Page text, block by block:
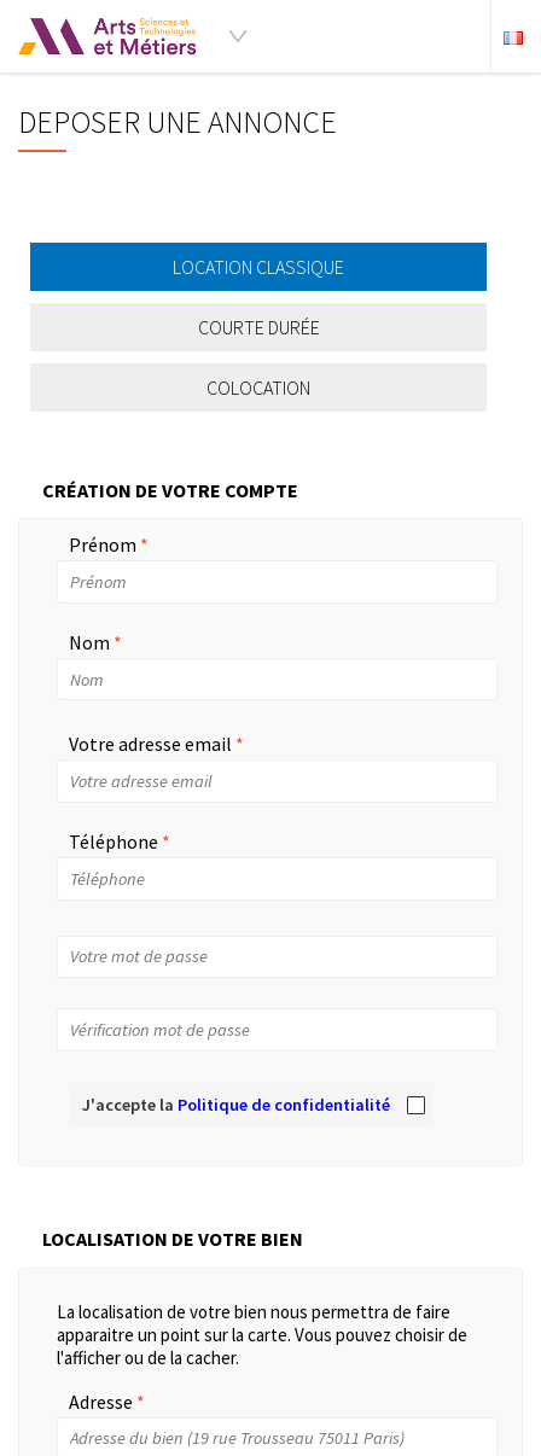
DEPOSER UNE ANNONCE
LOCATION CLASSIQUE
COURTE DURÉE
COLOCATION
CRÉATION DE VOTRE COMPTE
Prénom
Nom
Votre adresse email
Téléphone
J'accepte la Politique de confidentialité
LOCALISATION DE VOTRE BIEN
La localisation de votre bien nous permettra de faire
apparaitre un point sur la carte. Vous pouvez choisir de
l'afficher ou de la cacher.
Adresse